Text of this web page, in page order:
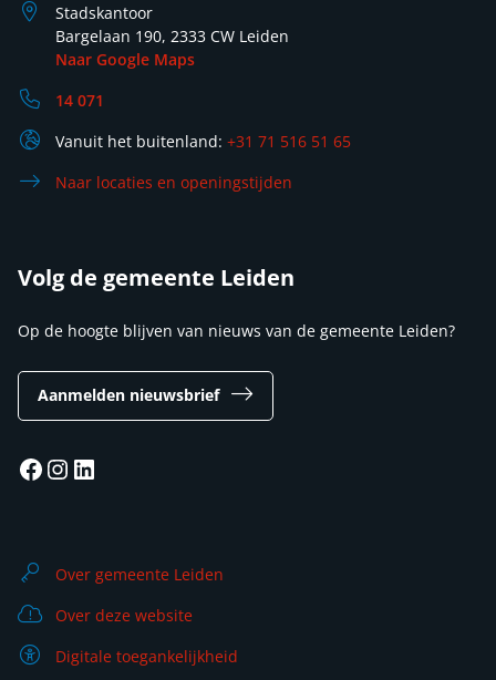
Stadskantoor
Bargelaan 190, 2333 CW Leiden
Naar Google Maps
14 071
Vanuit het buitenland: +31 71 516 51 65
Naar locaties en openingstijden
Volg de gemeente Leiden
Op de hoogte blijven van nieuws van de gemeente Leiden?
Aanmelden nieuwsbrief
Facebook
Instagram
LinkedIn
Over gemeente Leiden
Over deze website
Digitale toegankelijkheid